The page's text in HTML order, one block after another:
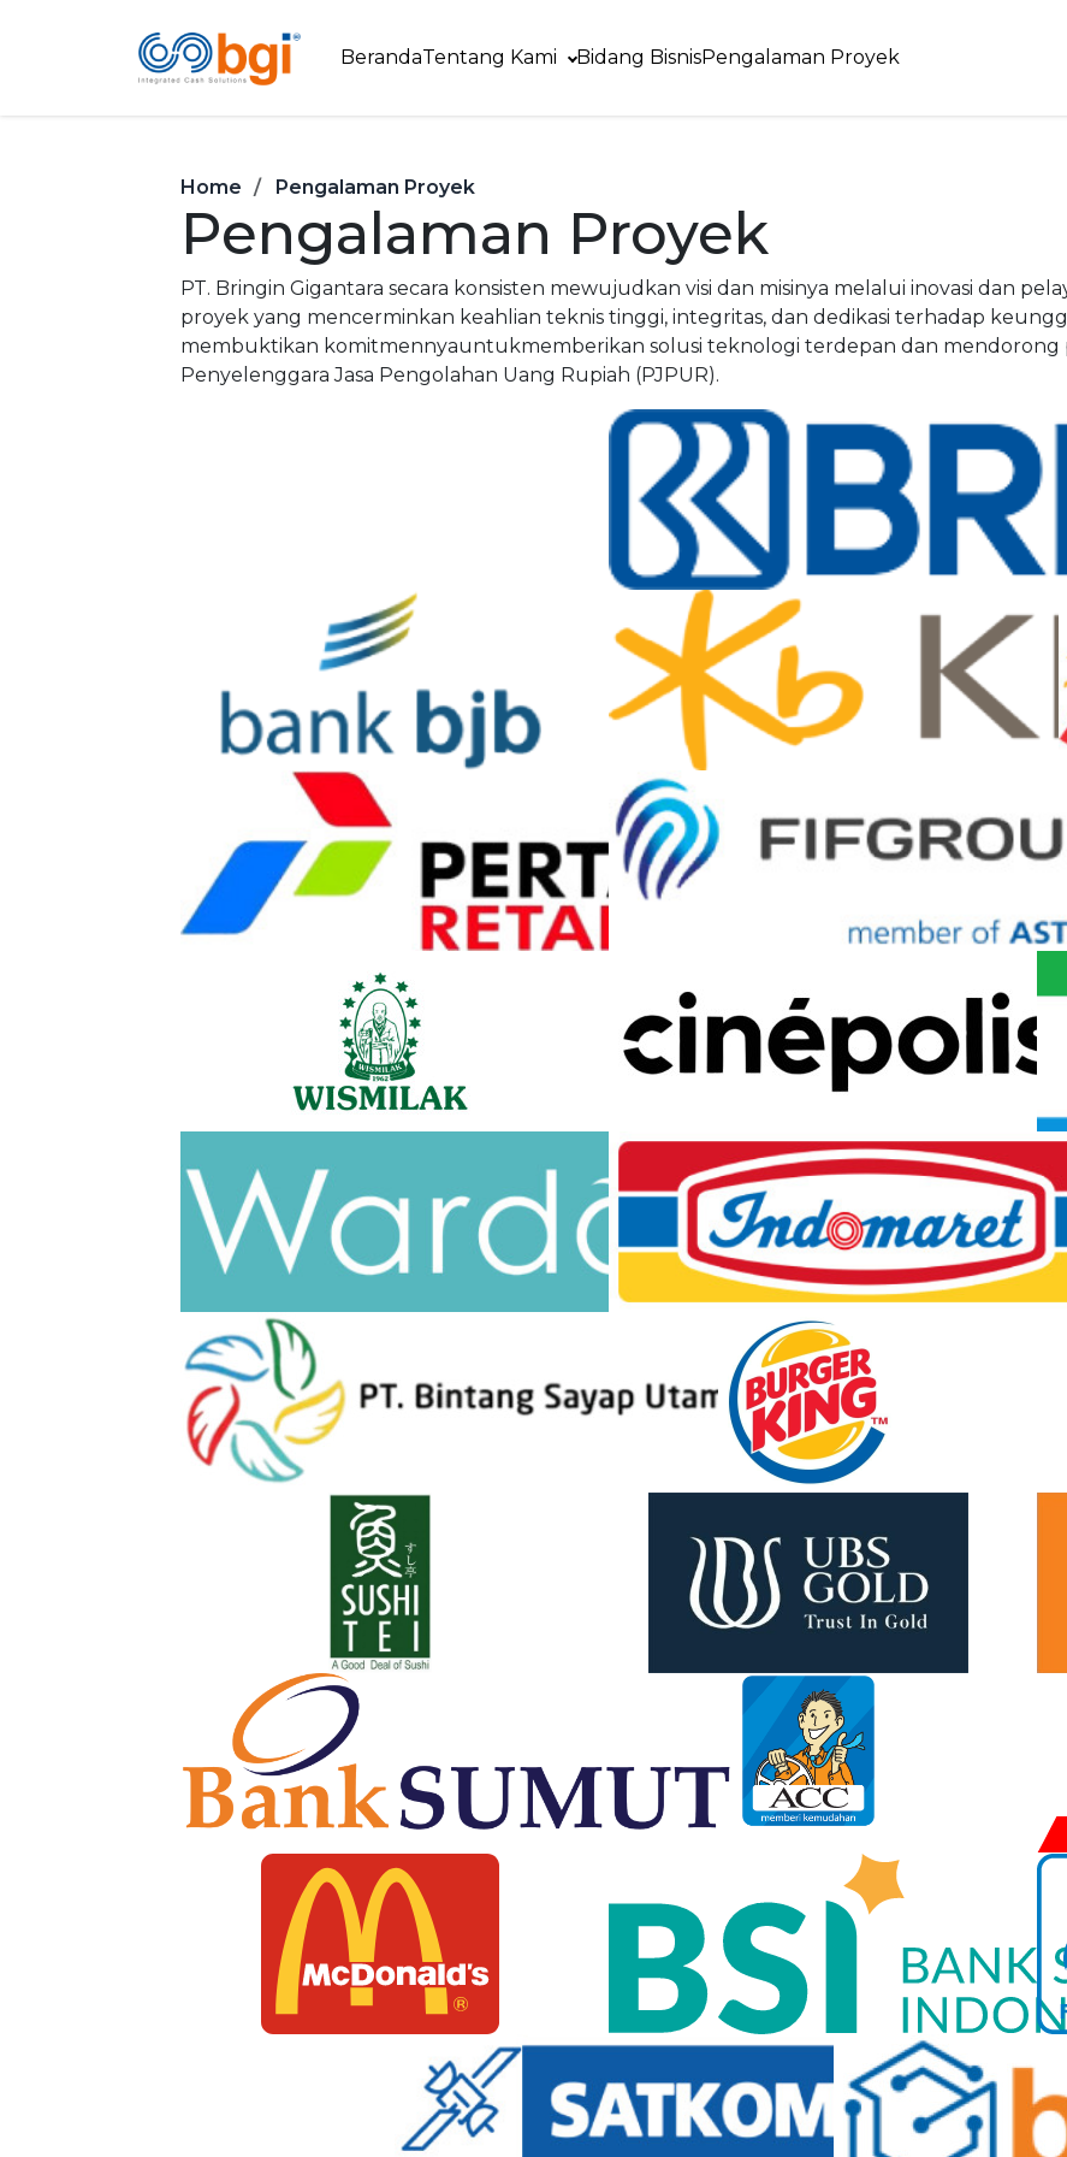
BerandaTentang Kami Bidang BisnisPengalaman Proyek
Home Pengalaman Proyek
Pengalaman Proyek
PT. Bringin Gigantara secara konsisten mewujudkan visi dan misinya melalui inovasi dan
proyek yang mencerminkan keahlian teknis tinggi, integritas, dan dedikasi terhadap
membuktikan komitmennyauntukmemberikan solusi teknologi terdepan dan mendorong
Penyelenggara Jasa Pengolahan Uang Rupiah (PJPUR).